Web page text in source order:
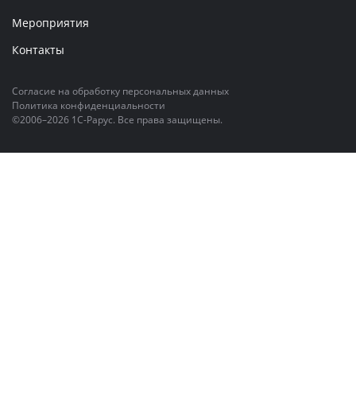
Мероприятия
Контакты
©2006–2026 1С-Рарус. Все права защищены.
Политика конфиденциальности
Согласие на обработку персональных данных